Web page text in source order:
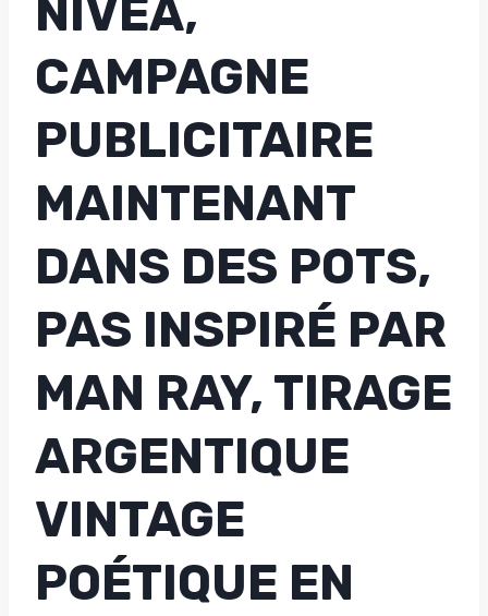
NIVEA,
CAMPAGNE
PUBLICITAIRE
MAINTENANT
DANS DES POTS,
PAS INSPIRÉ PAR
MAN RAY, TIRAGE
ARGENTIQUE
VINTAGE
POÉTIQUE EN